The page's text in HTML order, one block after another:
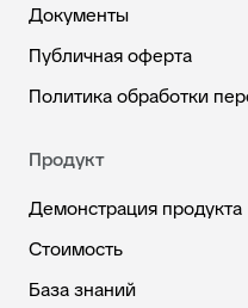
Документы
Публичная оферта
Политика обработки
Продукт
Демонстрация продукта
Стоимость
База знаний